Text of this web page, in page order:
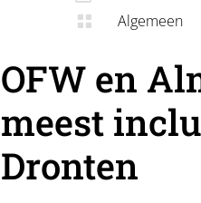
 Algemeen
OFW en
meest
Dronten